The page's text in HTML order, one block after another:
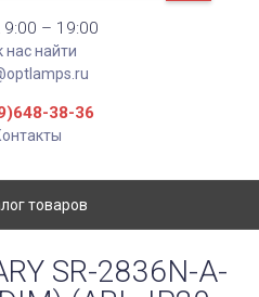
9:00 – 19:00
нас найти
38-36
товаров
SR-2836N-A-